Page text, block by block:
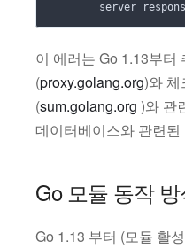
server
이 에러는 Go 1.13부터
(proxy.golang.org)와 체
(sum.golang.org )와 관
데이터베이스와 관련된
Go 모듈 동작 방
Go 1.13 부터 (모듈 활